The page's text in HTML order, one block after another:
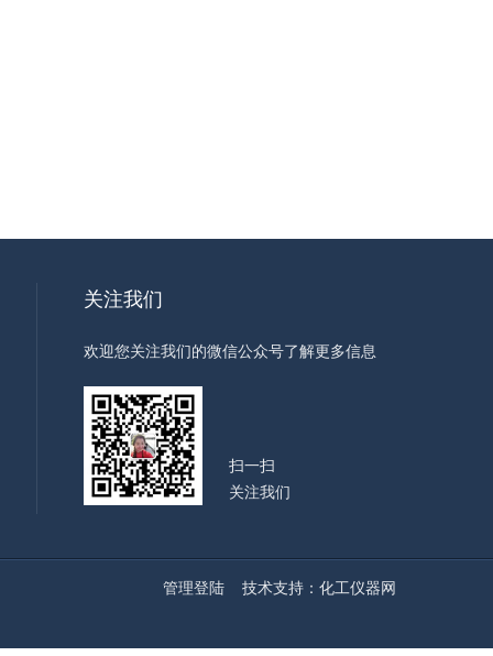
关注我们
欢迎您关注我们的微信公众号了解更多信息
扫一扫
关注我们
管理登陆 技术支持： 化工仪器网